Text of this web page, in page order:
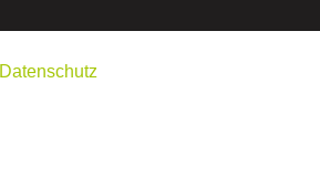
Datenschutz